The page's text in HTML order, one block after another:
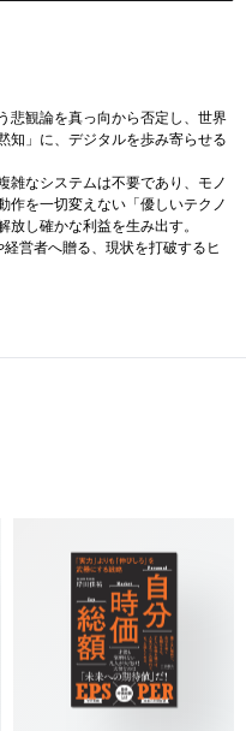
悲観論を真っ向から否定し、世界
知」に、デジタルを歩み寄らせる
雑なシステムは不要であり、モノ
作を一切変えない「優しいテクノ
し確かな利益を生み出す。
営者へ贈る、現状を打破するヒ